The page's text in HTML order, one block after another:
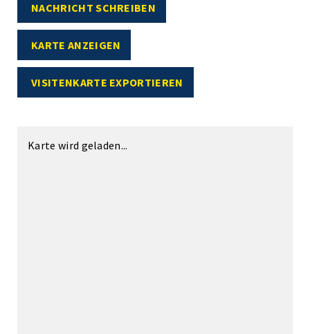
NACHRICHT SCHREIBEN
KARTE ANZEIGEN
VISITENKARTE EXPORTIEREN
Karte wird geladen...